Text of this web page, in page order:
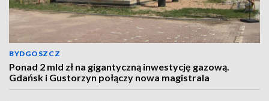
BYDGOSZCZ
Ponad 2 mld zł na gigantyczną inwestycję gazową.
Gdańsk i Gustorzyn połączy nowa magistrala